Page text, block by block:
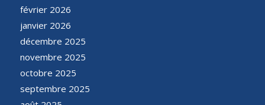
février 2026
janvier 2026
décembre 2025
novembre 2025
octobre 2025
septembre 2025